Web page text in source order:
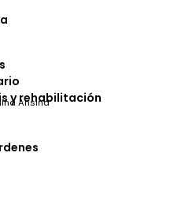
y rehabilitación
Ansina